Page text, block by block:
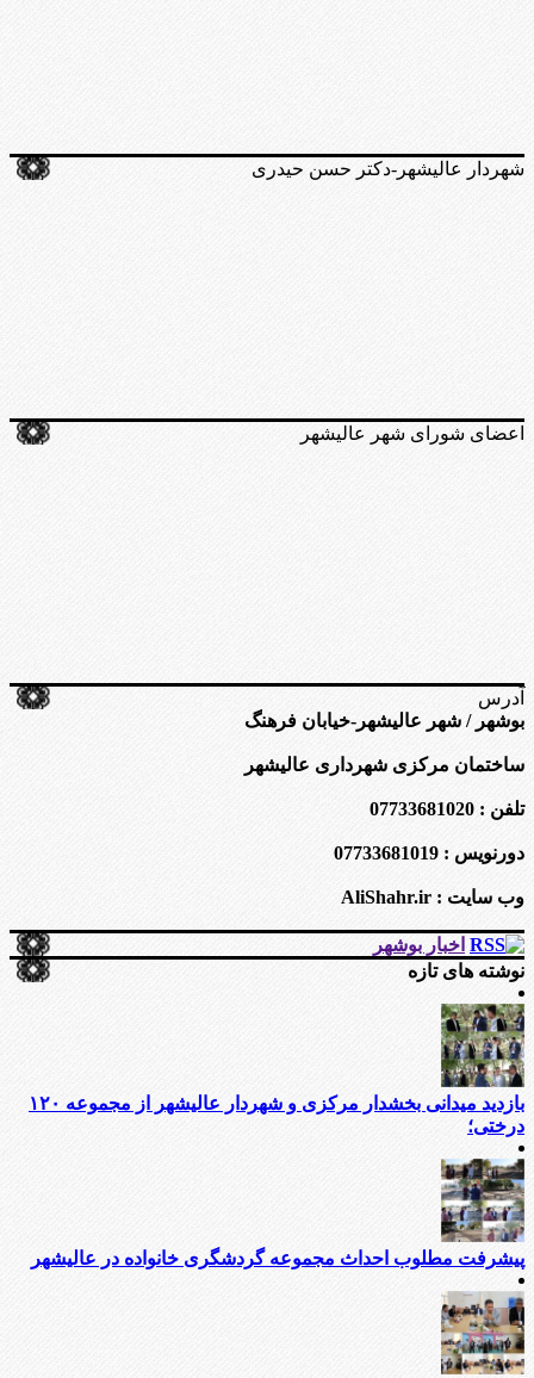
شهردار عالیشهر-دکتر حسن حیدری
اعضای شورای شهر عالیشهر
آدرس
بوشهر / شهر عالیشهر-خیابان فرهنگ
ساختمان مرکزی شهرداری عالیشهر
تلفن : 07733681020
دورنویس : 07733681019
وب سایت : AliShahr.ir
اخبار بوشهر
نوشته های تازه
بازدید میدانی بخشدار مرکزی و شهردار عالیشهر از مجموعه ۱۲۰
درختی؛
پیشرفت مطلوب احداث مجموعه گردشگری خانواده در عالیشهر